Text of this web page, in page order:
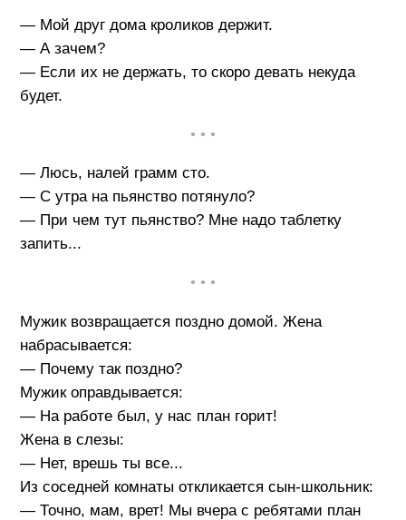
— Мой друг дома кроликов держит.
— А зачем?
— Если их не держать, то скоро девать некуда
будет.
• • •
— Люсь, налей грамм сто.
— С утра на пьянство потянуло?
— При чем тут пьянство? Мне надо таблетку
запить...
• • •
Мужик возвращается поздно домой. Жена
набрасывается:
— Почему так поздно?
Мужик оправдывается:
— На работе был, у нас план горит!
Жена в слезы:
— Нет, врешь ты все...
Из соседней комнаты откликается сын-школьник:
— Точно, мам, врет! Мы вчера с ребятами план